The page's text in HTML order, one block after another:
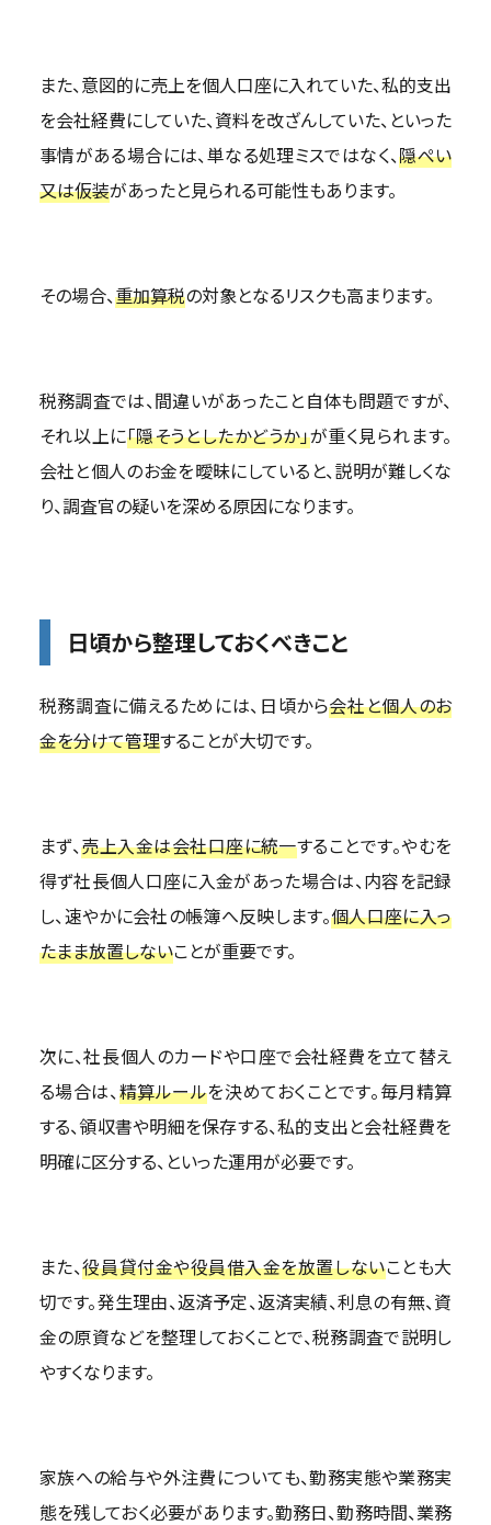
また、意図的に売上を個人口座に入れていた、私的支出
を会社経費にしていた、資料を改ざんしていた、といった
事情がある場合には、単なる処理ミスではなく、隠ぺい
又は仮装があったと見られる可能性もあります。
その場合、重加算税の対象となるリスクも高まります。
税務調査では、間違いがあったこと自体も問題ですが、
それ以上に「隠そうとしたかどうか」が重く見られます。
会社と個人のお金を曖昧にしていると、説明が難しくな
り、調査官の疑いを深める原因になります。
日頃から整理しておくべきこと
税務調査に備えるためには、日頃から会社と個人のお
金を分けて管理することが大切です。
まず、売上入金は会社口座に統一することです。やむを
得ず社長個人口座に入金があった場合は、内容を記録
し、速やかに会社の帳簿へ反映します。個人口座に入っ
たまま放置しないことが重要です。
次に、社長個人のカードや口座で会社経費を立て替え
る場合は、精算ルールを決めておくことです。毎月精算
する、領収書や明細を保存する、私的支出と会社経費を
明確に区分する、といった運用が必要です。
また、役員貸付金や役員借入金を放置しないことも大
切です。発生理由、返済予定、返済実績、利息の有無、資
金の原資などを整理しておくことで、税務調査で説明し
やすくなります。
家族への給与や外注費についても、勤務実態や業務実
態を残しておく必要があります。勤務日、勤務時間、業務